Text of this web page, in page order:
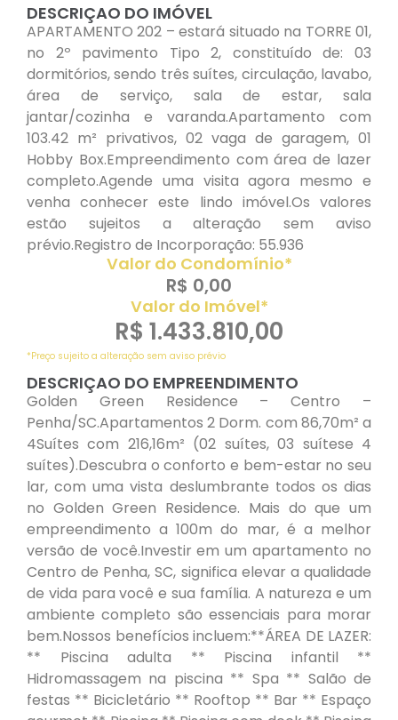
DESCRIÇAO DO IMÓVEL
APARTAMENTO 202 – estará situado na TORRE 01,
no 2º pavimento Tipo 2, constituído de: 03
dormitórios, sendo três suítes, circulação, lavabo,
área de serviço, sala de estar, sala
jantar/cozinha e varanda.Apartamento com
103.42 m² privativos, 02 vaga de garagem, 01
Hobby Box.Empreendimento com área de lazer
completo.Agende uma visita agora mesmo e
venha conhecer este lindo imóvel.Os valores
estão sujeitos a alteração sem aviso
prévio.Registro de Incorporação: 55.936
Valor do Condomínio*
R$ 0,00
Valor do Imóvel*
R$ 1.433.810,00
*Preço sujeito a alteração sem aviso prévio
DESCRIÇAO DO EMPREENDIMENTO
Golden Green Residence – Centro –
Penha/SC.Apartamentos 2 Dorm. com 86,70m² a
4Suítes com 216,16m² (02 suítes, 03 suítese 4
suítes).Descubra o conforto e bem-estar no seu
lar, com uma vista deslumbrante todos os dias
no Golden Green Residence. Mais do que um
empreendimento a 100m do mar, é a melhor
versão de você.Investir em um apartamento no
Centro de Penha, SC, significa elevar a qualidade
de vida para você e sua família. A natureza e um
ambiente completo são essenciais para morar
bem.Nossos benefícios incluem:**ÁREA DE LAZER:
** Piscina adulta ** Piscina infantil **
Hidromassagem na piscina ** Spa ** Salão de
festas ** Bicicletário ** Rooftop ** Bar ** Espaço